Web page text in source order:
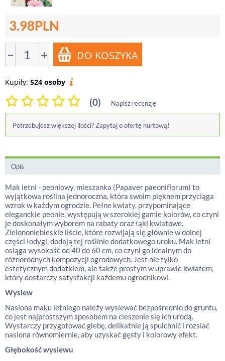
3.98PLN
− +
Kupiły: 524 osoby
(0) Napisz recenzję
Potrzebujesz większej ilości? Zapytaj o ofertę hurtową!
Opis
Mak letni - peoniowy, mieszanka (Papaver paeoniflorum) to
wyjątkowa roślina jednoroczna, która swoim pięknem przyciąga
wzrok w każdym ogrodzie. Pełne kwiaty, przypominające
eleganckie peonie, występują w szerokiej gamie kolorów, co czyni
je doskonałym wyborem na rabaty oraz łąki kwiatowe.
Zielononiebieskie liście, które rozwijają się głównie w dolnej
części łodygi, dodają tej roślinie dodatkowego uroku. Mak letni
osiąga wysokość od 40 do 60 cm, co czyni go idealnym do
różnorodnych kompozycji ogrodowych. Jest nie tylko
estetycznym dodatkiem, ale także prostym w uprawie kwiatem,
który dostarczy satysfakcji każdemu ogrodnikowi.
Wysiew
Nasiona maku letniego należy wysiewać bezpośrednio do gruntu,
co jest najprostszym sposobem na cieszenie się ich urodą.
Wystarczy przygotować glebę, delikatnie ją spulchnić i rozsiać
nasiona równomiernie, aby uzyskać gęsty i kolorowy efekt.
Głębokość wysiewu